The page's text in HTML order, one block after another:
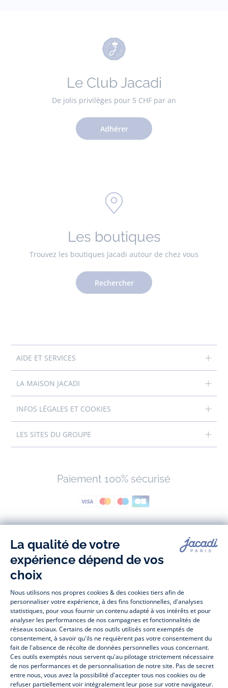
Le Club Jacadi
De jolis privilèges pour 5 CHF par an
Adhérer
Les boutiques
Trouvez les boutiques Jacadi autour de chez vous
Rechercher
AIDE ET SERVICES
LA MAISON JACADI
INFOS LÉGALES ET COOKIES
LES SITES DU GROUPE
Paiement 100% sécurisé
Facebook
Paris
Tiktok
-
Paris
Instagram
-
Paris
Youtube
Paris
Jacadi Paris vous propose sur sa boutique en ligne une grande variété de
vêtements et chaussures , à la fois élégants et intemporels. Retrouvez,
entre autres, nos collections de body, blouse et combinaison pour les
nouveaux-nés , de t-shirt, pull et short pour les bébés et de pantalons,
chaussettes et accessoires pour les enfants
de 1 mois à 12 ans.
Découvrez nos collections mode et tendance pour filles et garçons.
Profitez aussi de nos collections spéciales fête de fin d’année et trouvez
des idées
cadeaux de Noël . Un heureux événement est arrivé ?
Retrouvez nos idées cadeaux de naissance . Bénéficiez également de